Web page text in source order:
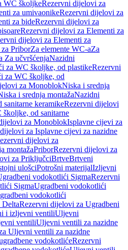
WC školjkeRezervni dijelovi za
za umivaonikeRezervni dijelovi za
za bideRezervni dijelovi za
Rezervni dijelovi za Elementi za
dijelovi za Elementi za
PriborZa elemente WC-aZa
Za učvršćenjaNazidni
za WC školjke, od plastikeRezervni
za WC školjke, od
za MonoblokNiska i srednja
i srednja montažaNazidni
keramikeRezervni dijelovi
od sanitarne
za MonoblokIsplavne cijevi za
za Isplavne cijevi za nazidne
dijelovi za
montažaPriborRezervni dijelovi za
za PriključciBrtveBrtveni
ulošciPotrošni materijalIzljevni
vodokotlići SigmaRezervni
SigmaUgradbeni vodokotlići
vodokotlići
Rezervni dijelovi za Ugradbeni
i izljevni ventiliUljevni
ventiliUljevni ventili za nazidne
Uljevni ventili za nazidne
vodokotlićeRezervni